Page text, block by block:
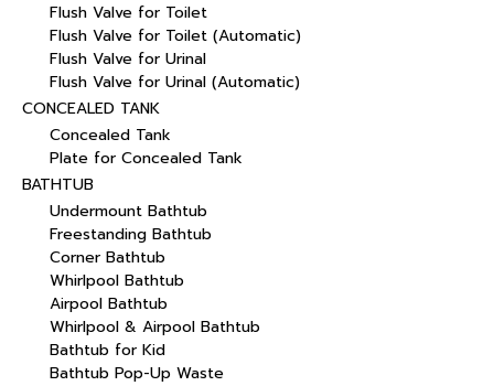
Flush Valve for Toilet
Flush Valve for Toilet (Automatic)
Flush Valve for Urinal
Flush Valve for Urinal (Automatic)
CONCEALED TANK
Concealed Tank
Plate for Concealed Tank
BATHTUB
Undermount Bathtub
Freestanding Bathtub
Corner Bathtub
Whirlpool Bathtub
Airpool Bathtub
Whirlpool & Airpool Bathtub
Bathtub for Kid
Bathtub Pop-Up Waste